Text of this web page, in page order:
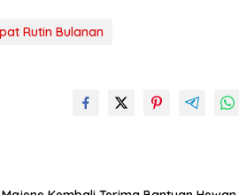
Rutin Bulanan